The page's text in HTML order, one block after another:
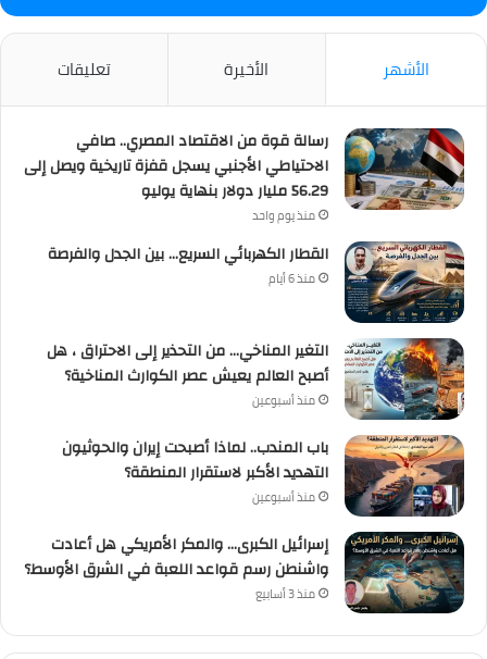
الأشهر الأخيرة تعليقات
رسالة قوة من الاقتصاد المصري.. صافي
الاحتياطي الأجنبي يسجل قفزة تاريخية ويصل إلى
56.29 مليار دولار بنهاية يوليو
منذ يوم واحد
القطار الكهربائي السريع… بين الجدل والفرصة
منذ 6 أيام
التغير المناخي… من التحذير إلى الاحتراق ، هل
أصبح العالم يعيش عصر الكوارث المناخية؟
منذ أسبوعين
باب المندب.. لماذا أصبحت إيران والحوثيون
التهديد الأكبر لاستقرار المنطقة؟
منذ أسبوعين
إسرائيل الكبرى… والمكر الأمريكي هل أعادت
واشنطن رسم قواعد اللعبة في الشرق الأوسط؟
منذ 3 أسابيع